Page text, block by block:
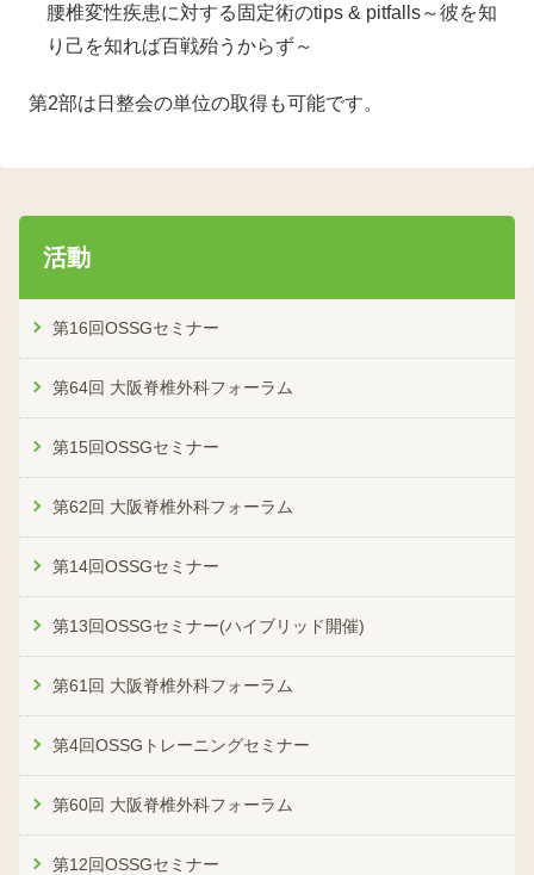
腰椎変性疾患に対する固定術のtips & pitfalls～彼を知
り己を知れば百戦殆うからず～
第2部は日整会の単位の取得も可能です。
活動
第16回OSSGセミナー
第64回 大阪脊椎外科フォーラム
第15回OSSGセミナー
第62回 大阪脊椎外科フォーラム
第14回OSSGセミナー
第13回OSSGセミナー(ハイブリッド開催)
第61回 大阪脊椎外科フォーラム
第4回OSSGトレーニングセミナー
第60回 大阪脊椎外科フォーラム
第12回OSSGセミナー